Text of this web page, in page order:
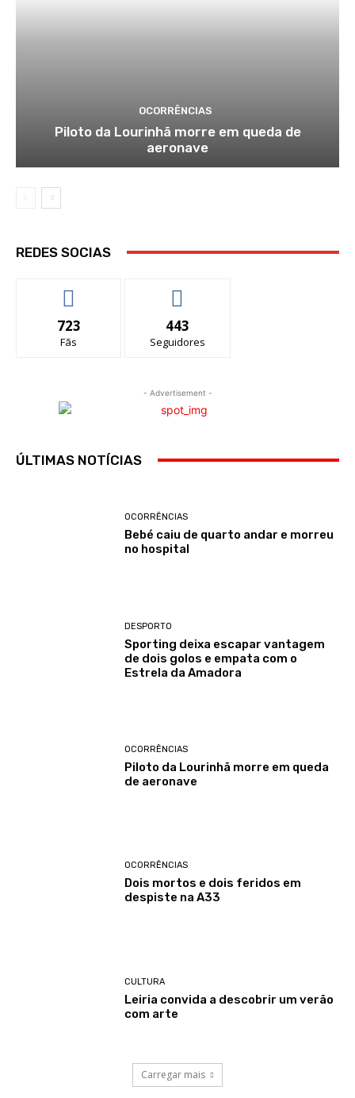
OCORRÊNCIAS
Piloto da Lourinhã morre em queda de
aeronave
REDES SOCIAS
723
Fãs
443
Seguidores
- Advertisement -
ÚLTIMAS NOTÍCIAS
OCORRÊNCIAS
Bebé caiu de quarto andar e morreu
no hospital
DESPORTO
Sporting deixa escapar vantagem
de dois golos e empata com o
Estrela da Amadora
OCORRÊNCIAS
Piloto da Lourinhã morre em queda
de aeronave
OCORRÊNCIAS
Dois mortos e dois feridos em
despiste na A33
CULTURA
Leiria convida a descobrir um verão
com arte
Carregar mais